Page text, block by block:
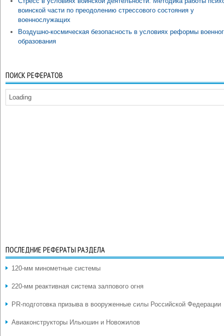
воинской части по преодолению стрессового состояния у
военнослужащих
Воздушно-космическая безопасность в условиях реформы
образования
ПОИСК РЕФЕРАТОВ
Loading
ПОСЛЕДНИЕ РЕФЕРАТЫ РАЗДЕЛА
120-мм минометные системы
220-мм реактивная система залпового огня
PR-подготовка призыва в вооруженные силы Российской Федерации
Авиаконструкторы Ильюшин и Новожилов